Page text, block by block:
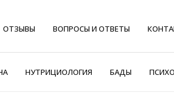
ОТЗЫВЫ ВОПРОСЫ И ОТВЕТЫ
НУТРИЦИОЛОГИЯ БАДЫ